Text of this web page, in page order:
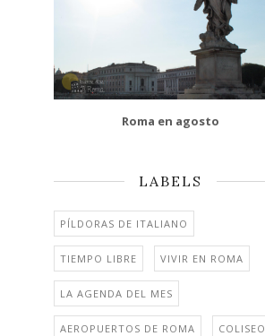
Roma en agosto
LABELS
PÍLDORAS DE ITALIANO
TIEMPO LIBRE VIVIR EN ROMA
LA AGENDA DEL MES
AEROPUERTOS DE ROMA COLISEO